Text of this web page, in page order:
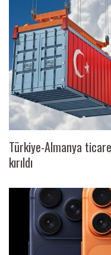
Türkiye-Almanya
kırıldı